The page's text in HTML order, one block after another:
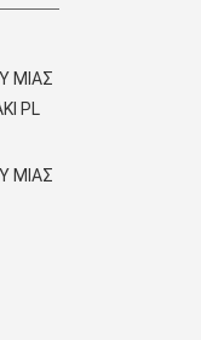
ΜΙΑΣ
PL
ΜΙΑΣ